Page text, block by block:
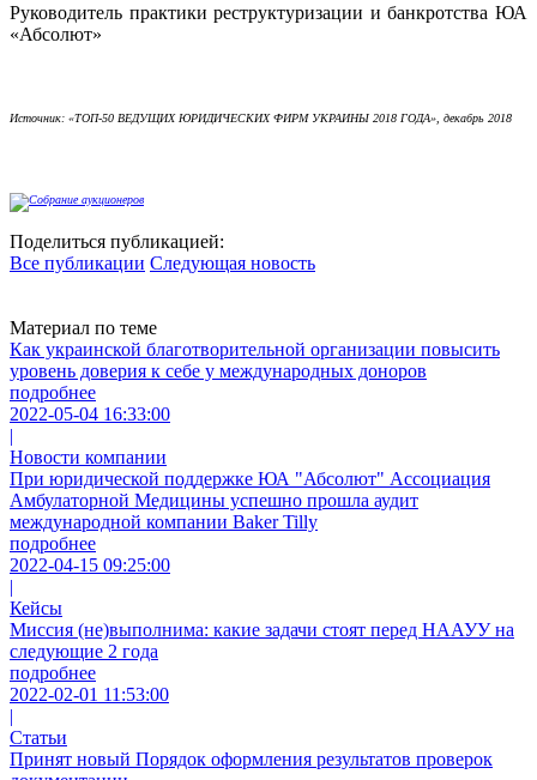
Руководитель практики реструктуризации и банкротства ЮА
«Абсолют»
Источник: «ТОП-50 ВЕДУЩИХ ЮРИДИЧЕСКИХ ФИРМ УКРАИНЫ 2018 ГОДА», декабрь 2018
Поделиться публикацией:
Все публикации Следующая новость
Материал по теме
Как украинской благотворительной организации повысить
уровень доверия к себе у международных доноров
подробнее
2022-05-04 16:33:00
|
Новости компании
При юридической поддержке ЮА "Абсолют" Ассоциация
Амбулаторной Медицины успешно прошла аудит
международной компании Baker Tilly
подробнее
2022-04-15 09:25:00
|
Кейсы
Миссия (не)выполнима: какие задачи стоят перед НААУУ на
следующие 2 года
подробнее
2022-02-01 11:53:00
|
Статьи
Принят новый Порядок оформления результатов проверок